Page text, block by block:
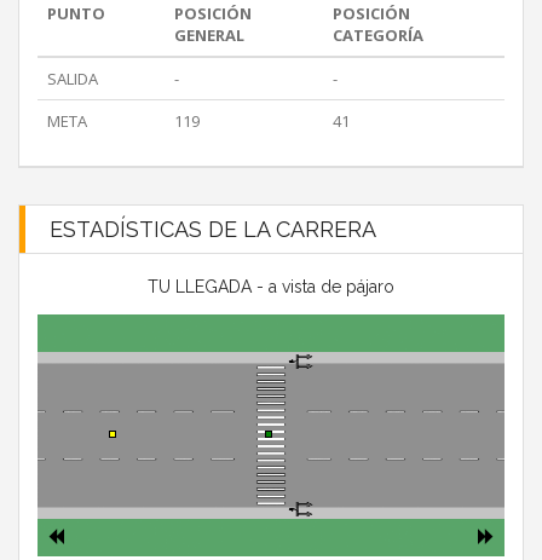
PUNTO
POSICIÓN
GENERAL
POSICIÓN
CATEGORÍA
SALIDA
-
-
META
119 41
ESTADÍSTICAS DE LA CARRERA
TU LLEGADA - a vista de pájaro